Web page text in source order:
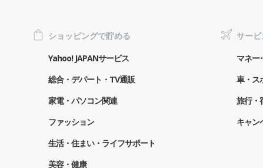
ショッピングで貯める
Yahoo! JAPANサービス
総合・デパート・TV通販
家電・パソコン関連
ファッション
生活・住まい・ライフサポート
美容・健康
サー
マネー
車・ス
旅行・
キャン